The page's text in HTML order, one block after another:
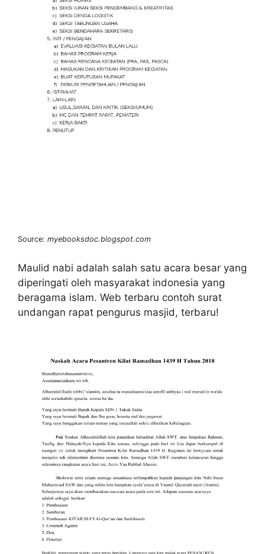
Source: myebooksdoc.blogspot.com
Maulid nabi adalah salah satu acara besar yang
diperingati oleh masyarakat indonesia yang
beragama islam. Web terbaru contoh surat
undangan rapat pengurus masjid, terbaru!